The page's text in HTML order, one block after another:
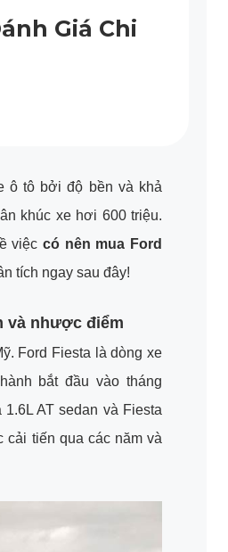
Giá Chi
ô tô bởi độ bền và khả
khúc xe hơi 600 triệu.
việc có nên mua Ford
tích ngay sau đây!
và nhược điểm
Ford Fiesta là dòng xe
bắt đầu vào tháng
AT sedan và Fiesta
cải tiến qua các năm và